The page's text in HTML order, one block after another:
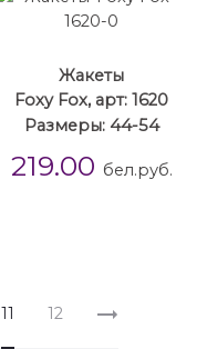
Жакеты
Foxy Fox, арт: 1620
Размеры: 44-54
219.00 бел.руб.
11 12